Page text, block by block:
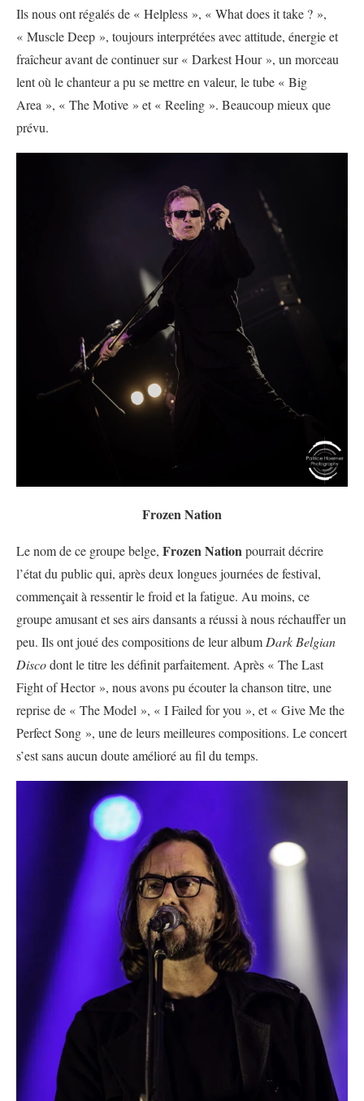
Ils nous ont régalés de « Helpless », « What does it take ? »,
« Muscle Deep », toujours interprétées avec attitude, énergie et
fraîcheur avant de continuer sur « Darkest Hour », un morceau
lent où le chanteur a pu se mettre en valeur, le tube « Big
Area », « The Motive » et « Reeling ». Beaucoup mieux que
prévu.
Frozen Nation
Le nom de ce groupe belge, Frozen Nationpourrait décrire
l’état du public qui, après deux longues journées de festival,
commençait à ressentir le froid et la fatigue. Au moins, ce
groupe amusant et ses airs dansants a réussi à nous réchauffer un
peu. Ils ont joué des compositions de leur album Dark Belgian
Discodont le titre les définit parfaitement. Après « The Last
Fight of Hector », nous avons pu écouter la chanson titre, une
reprise de « The Model », « I Failed for you », et « Give Me the
Perfect Song », une de leurs meilleures compositions. Le concert
s’est sans aucun doute amélioré au fil du temps.